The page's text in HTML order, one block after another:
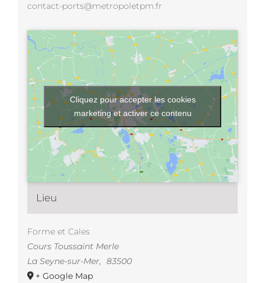
contact-ports@metropoletpm.fr
Lieu
Forme et Cales
Cours Toussaint Merle
La Seyne-sur-Mer, 83500
+ Google Map
Cliquez pour accepter les cookies
marketing et activer ce contenu